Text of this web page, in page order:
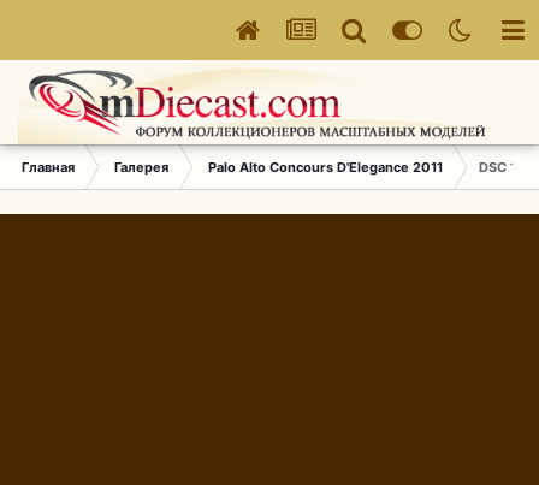
Главная Галерея Palo Alto Concours D'Elegance 2011 DSC